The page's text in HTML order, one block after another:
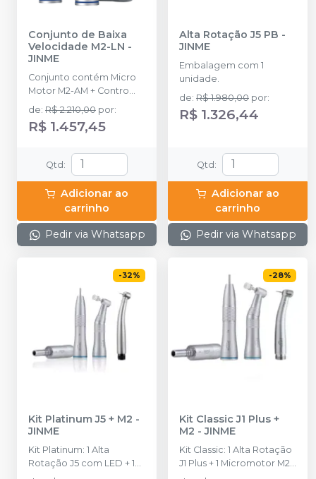
Conjunto de Baixa
Velocidade M2-LN -
JINME
Conjunto contém Micro
Motor M2-AM + Contro
Ângulo M2-CA + Peça
Reta M2-SH.
de: R$ 2.210,00 por:
R$ 1.457,45
Qtd:
Adicionar ao
carrinho
Pedir via Whatsapp
Alta Rotação J5 PB -
JINME
Embalagem com 1
unidade.
de: R$ 1.980,00 por:
R$ 1.326,44
Qtd:
Adicionar ao
carrinho
Pedir via Whatsapp
-32%
Kit Platinum J5 + M2 -
JINME
Kit Platinum: 1 Alta
Rotação J5 com LED + 1
Micromotor M2 + 1 Peça
-28%
Kit Classic J1 Plus +
M2 -JINME
Kit Classic: 1 Alta Rotação
J1 Plus + 1 Micromotor M2
+ 1 Peça Reta M2 + 1